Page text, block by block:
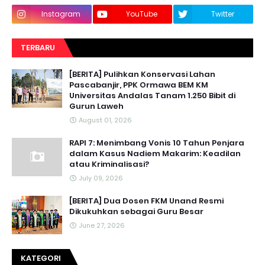
Instagram YouTube Twitter
TERBARU
[BERITA] Pulihkan Konservasi Lahan
Pascabanjir, PPK Ormawa BEM KM
Universitas Andalas Tanam 1.250 Bibit di
Gurun Laweh
August 01, 2026
RAPI 7: Menimbang Vonis 10 Tahun Penjara
dalam Kasus Nadiem Makarim: Keadilan
atau Kriminalisasi?
July 09, 2026
[BERITA] Dua Dosen FKM Unand Resmi
Dikukuhkan sebagai Guru Besar
June 27, 2026
KATEGORI